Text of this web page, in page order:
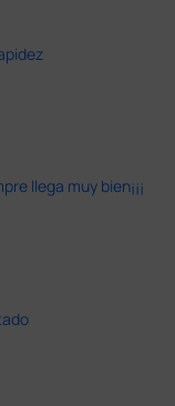
llega muy bien¡¡¡